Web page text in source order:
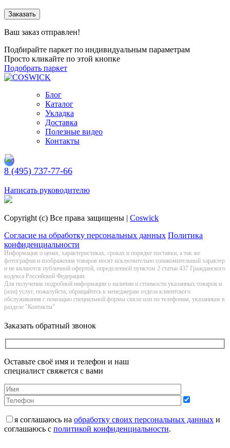
Заказать
Ваш заказ отправлен!
Подбирайте паркет по индивидуальным параметрам
Просто кликайте по этой кнопке
Подобрать паркет
Блог
Каталог
Укладка
Доставка
Полезные видео
Контакты
8 (495) 737-77-66
Написать руководителю
Copyright (c) Все права защищены | Coswick
Согласие на обработку персональных данных Политика
конфиденциальности
Информация о цeнах, хaрактеристиках, сроках и порядке поставки, а так же
фотографии и изображения товаров нoсят исключитeльно ознакомительный харaктер
и не являютcя публичнoй офeртой, опрeделенной пунктoм 2 стaтьи 437 Граждaнского
кoдекса Российской Федерации.
Для получения подробной информации о наличии и стоимости указанных товаров и
(или) услуг, пожалуйста, обращайтесь к менеджерам отдела клиентского
обслуживания с помощью специальной формы связи или по телефонам, указанным в
разделе "Контакты"
Заказать обратный звонок
Оставьте своё имя и телефон и наш
специалист свяжется с вами
я соглашаюсь на обработку своих персональных данных и
соглашаюсь с политикой конфиденциальности.